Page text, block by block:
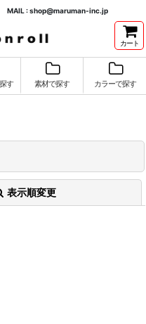
MAIL : shop@maruman-inc.jp
カート
す 素材で探す カラーで探す
表示順変更